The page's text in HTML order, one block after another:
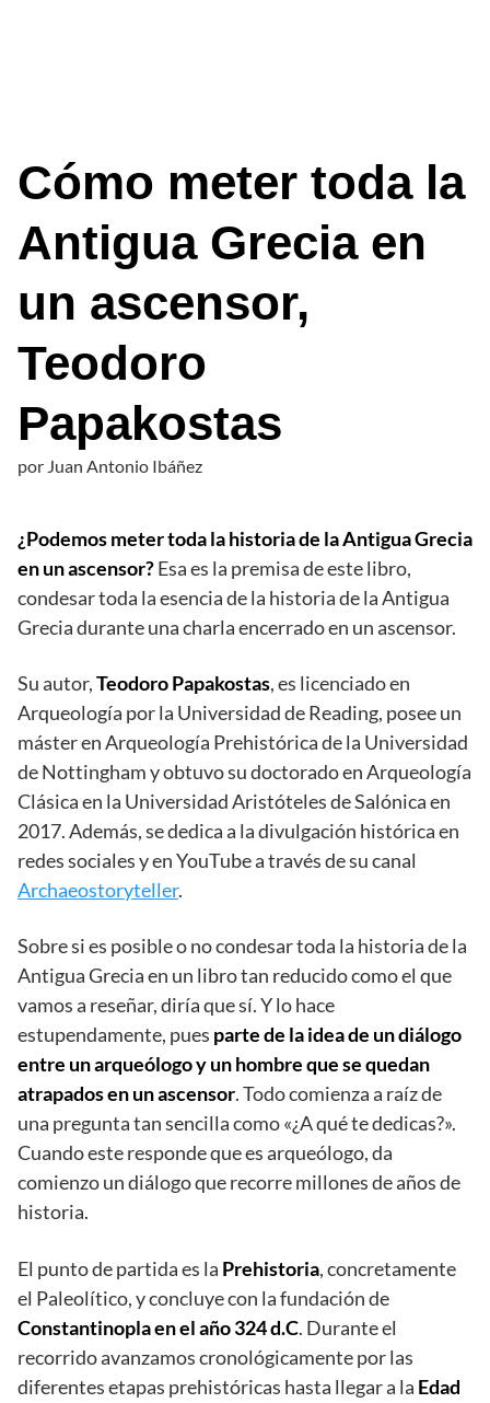
Cómo meter toda la
Antigua Grecia en
un ascensor,
Teodoro
Papakostas
por Juan Antonio Ibáñez
¿Podemos meter toda la historia de la Antigua Grecia
en un ascensor?Esa es la premisa de este libro,
condesar toda la esencia de la historia de la Antigua
Grecia durante una charla encerrado en un ascensor.
Su autor,Teodoro Papakostas, es licenciado en
Arqueología por la Universidad de Reading, posee un
máster en Arqueología Prehistórica de la Universidad
de Nottingham y obtuvo su doctorado en Arqueología
Clásica en la Universidad Aristóteles de Salónica en
2017. Además, se dedica a la divulgación histórica en
redes sociales y en YouTube a través de su canal
Archaeostoryteller.
Sobre si es posible o no condesar toda la historia de la
Antigua Grecia en un libro tan reducido como el que
vamos a reseñar, diría que sí. Y lo hace
estupendamente, pues parte de la idea de un diálogo
entre un arqueólogo y un hombre que se quedan
atrapados en un ascensor. Todo comienza a raíz de
una pregunta tan sencilla como «¿A qué te dedicas?».
Cuando este responde que es arqueólogo, da
comienzo un diálogo que recorre millones de años de
historia.
El punto de partidaes la Prehistoria, concretamente
el Paleolítico, y concluye con la fundación de
Constantinopla en el año 324 d.C. Durante el
recorrido avanzamos cronológicamente por las
diferentes etapas prehistóricas hasta llegar a la Edad